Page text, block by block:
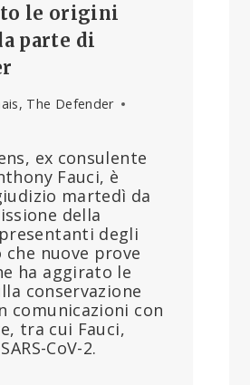
le origini
parte di
The Defender
ex consulente
Fauci, è
martedì da
della
degli
nuove prove
ha aggirato le
conservazione
comunicazioni con
tra cui Fauci,
CoV-2.